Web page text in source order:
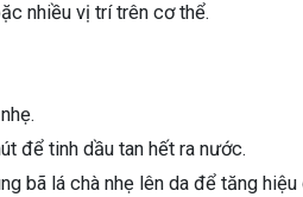
nhiều vị trí trên cơ thể.
để tinh dầu tan hết ra nước.
bã lá chà nhẹ lên da để tăng hiệu